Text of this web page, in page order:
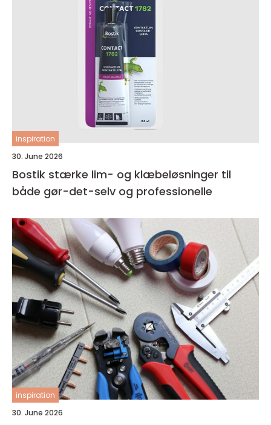
inspiration
30. June 2026
Bostik stærke lim- og klæbeløsninger til
både gør-det-selv og professionelle
inspiration
30. June 2026